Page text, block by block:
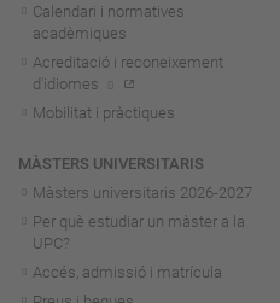
Calendari i normatives
acadèmiques
Acreditació i reconeixement
d'idiomes
Mobilitat i pràctiques
MÀSTERS UNIVERSITARIS
Màsters universitaris 2026-2027
Per què estudiar un màster a la
UPC?
Accés, admissió i matrícula